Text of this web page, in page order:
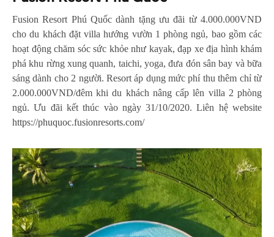
Fusion Resort Phú Quốc dành tặng ưu đãi từ 4.000.000VND
cho du khách đặt villa hướng vườn 1 phòng ngủ, bao gồm các
hoạt động chăm sóc sức khỏe như kayak, đạp xe địa hình khám
phá khu rừng xung quanh, taichi, yoga, đưa đón sân bay và bữa
sáng dành cho 2 người. Resort áp dụng mức phí thu thêm chỉ từ
2.000.000VND/đêm khi du khách nâng cấp lên villa 2 phòng
ngủ. Ưu đãi kết thúc vào ngày 31/10/2020. Liên hệ website
https://phuquoc.fusionresorts.com/